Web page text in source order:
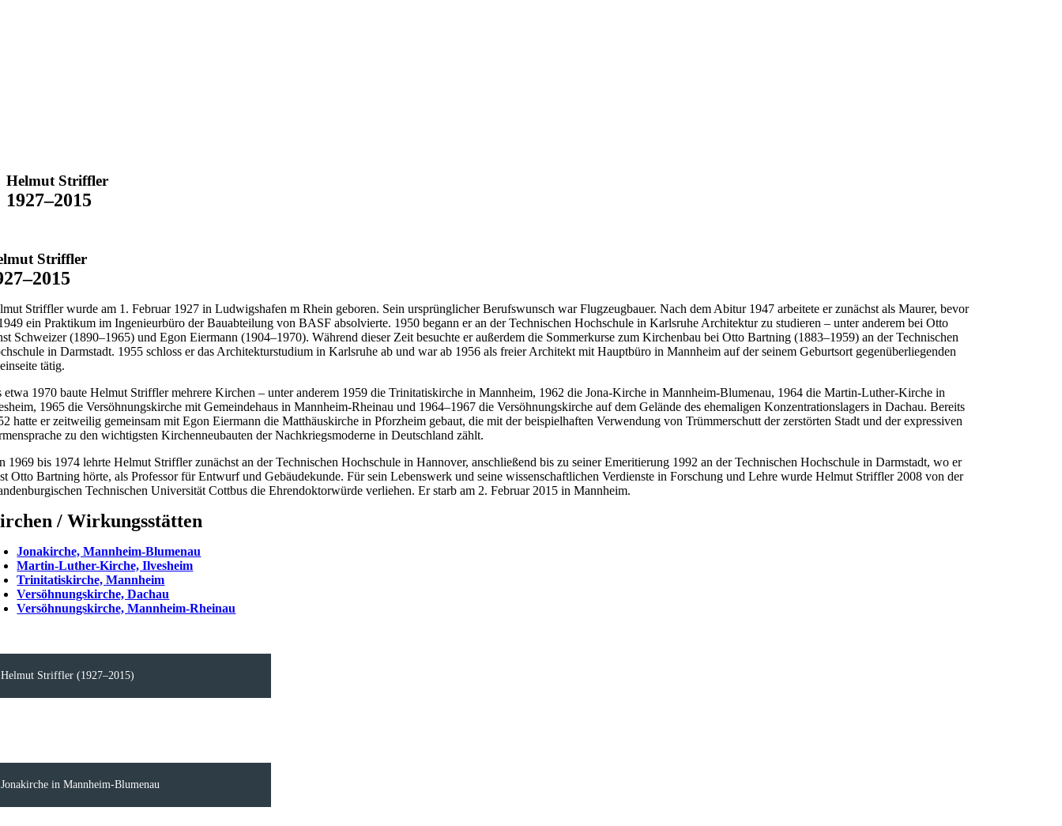
Helmut Striffler
1927–2015
Striffler
Striffler wurde am 1. Februar 1927 in Ludwigshafen m Rhein geboren. Sein ursprünglicher Berufswunsch war Flugzeugbauer. Nach dem Abitur 1947 arbeitete er zunächst als Maurer, bevor
ein Praktikum im Ingenieurbüro der Bauabteilung von BASF absolvierte. 1950 begann er an der Technischen Hochschule in Karlsruhe Architektur zu studieren – unter anderem bei Otto
Schweizer (1890–1965) und Egon Eiermann (1904–1970). Während dieser Zeit besuchte er außerdem die Sommerkurse zum Kirchenbau bei Otto Bartning (1883–1959) an der Technischen
in Darmstadt. 1955 schloss er das Architekturstudium in Karlsruhe ab und war ab 1956 als freier Architekt mit Hauptbüro in Mannheim auf der seinem Geburtsort gegenüberliegenden
tätig.
etwa 1970 baute Helmut Striffler mehrere Kirchen – unter anderem 1959 die Trinitatiskirche in Mannheim, 1962 die Jona-Kirche in Mannheim-Blumenau, 1964 die Martin-Luther-Kirche in
1965 die Versöhnungskirche mit Gemeindehaus in Mannheim-Rheinau und 1964–1967 die Versöhnungskirche auf dem Gelände des ehemaligen Konzentrationslagers in Dachau. Bereits
hatte er zeitweilig gemeinsam mit Egon Eiermann die Matthäuskirche in Pforzheim gebaut, die mit der beispielhaften Verwendung von Trümmerschutt der zerstörten Stadt und der expressiven
zu den wichtigsten Kirchenneubauten der Nachkriegsmoderne in Deutschland zählt.
1969 bis 1974 lehrte Helmut Striffler zunächst an der Technischen Hochschule in Hannover, anschließend bis zu seiner Emeritierung 1992 an der Technischen Hochschule in Darmstadt, wo er
Otto Bartning hörte, als Professor für Entwurf und Gebäudekunde. Für sein Lebenswerk und seine wissenschaftlichen Verdienste in Forschung und Lehre wurde Helmut Striffler 2008 von der
Technischen Universität Cottbus die Ehrendoktorwürde verliehen. Er starb am 2. Februar 2015 in Mannheim.
/ Wirkungsstätten
Jonakirche, Mannheim-Blumenau
Martin-Luther-Kirche, Ilvesheim
Trinitatiskirche, Mannheim
Versöhnungskirche, Dachau
Versöhnungskirche, Mannheim-Rheinau
Helmut Striffler (1927–2015)
Jonakirche in Mannheim-Blumenau